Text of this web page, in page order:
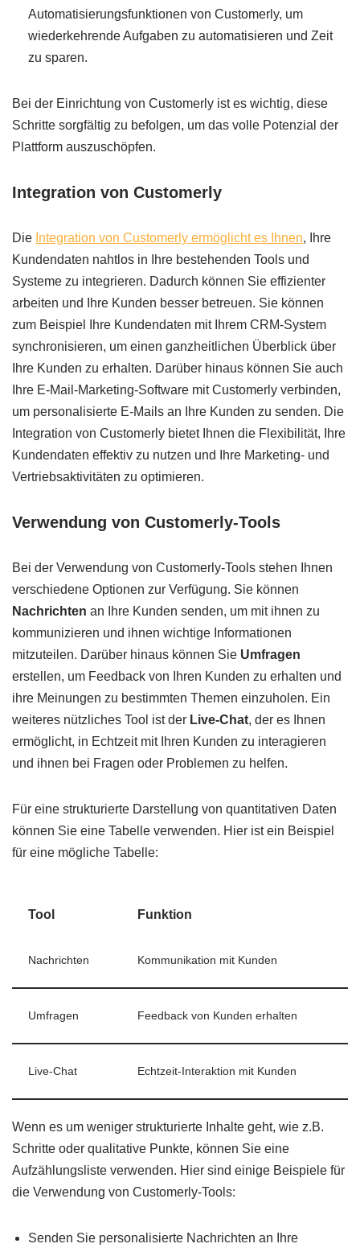
Automatisierungsfunktionen von Customerly, um
wiederkehrende Aufgaben zu automatisieren und Zeit
zu sparen.
Bei der Einrichtung von Customerly ist es wichtig, diese
Schritte sorgfältig zu befolgen, um das volle Potenzial der
Plattform auszuschöpfen.
Integration von Customerly
Die Integration von Customerly ermöglicht es Ihnen, Ihre
Kundendaten nahtlos in Ihre bestehenden Tools und
Systeme zu integrieren. Dadurch können Sie effizienter
arbeiten und Ihre Kunden besser betreuen. Sie können
zum Beispiel Ihre Kundendaten mit Ihrem CRM-System
synchronisieren, um einen ganzheitlichen Überblick über
Ihre Kunden zu erhalten. Darüber hinaus können Sie auch
Ihre E-Mail-Marketing-Software mit Customerly verbinden,
um personalisierte E-Mails an Ihre Kunden zu senden. Die
Integration von Customerly bietet Ihnen die Flexibilität, Ihre
Kundendaten effektiv zu nutzen und Ihre Marketing- und
Vertriebsaktivitäten zu optimieren.
Verwendung von Customerly-Tools
Bei der Verwendung von Customerly-Tools stehen Ihnen
verschiedene Optionen zur Verfügung. Sie können
Nachrichten an Ihre Kunden senden, um mit ihnen zu
kommunizieren und ihnen wichtige Informationen
mitzuteilen. Darüber hinaus können Sie Umfragen
erstellen, um Feedback von Ihren Kunden zu erhalten und
ihre Meinungen zu bestimmten Themen einzuholen. Ein
weiteres nützliches Tool ist der Live-Chat, der es Ihnen
ermöglicht, in Echtzeit mit Ihren Kunden zu interagieren
und ihnen bei Fragen oder Problemen zu helfen.
Für eine strukturierte Darstellung von quantitativen Daten
können Sie eine Tabelle verwenden. Hier ist ein Beispiel
für eine mögliche Tabelle:
Tool Funktion
Nachrichten Kommunikation mit Kunden
Umfragen Feedback von Kunden erhalten
Live-Chat Echtzeit-Interaktion mit Kunden
Wenn es um weniger strukturierte Inhalte geht, wie z.B.
Schritte oder qualitative Punkte, können Sie eine
Aufzählungsliste verwenden. Hier sind einige Beispiele für
die Verwendung von Customerly-Tools:
Senden Sie personalisierte Nachrichten an Ihre